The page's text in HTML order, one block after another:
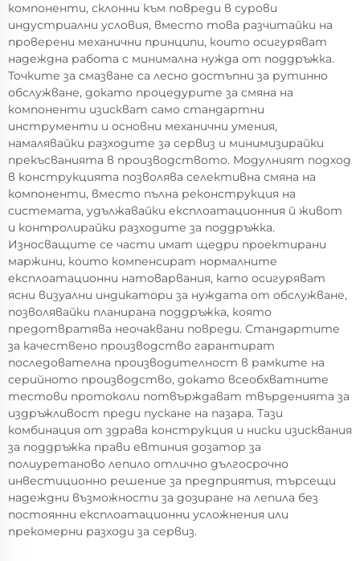
компоненти, склонни към повреди в сурови
индустриални условия, вместо това разчитайки на
проверени механични принципи, които осигуряват
надеждна работа с минимална нужда от поддръжка.
Точките за смазване са лесно достъпни за рутинно
обслужване, докато процедурите за смяна на
компоненти изискват само стандартни
инструменти и основни механични умения,
намалявайки разходите за сервиз и минимизирайки
прекъсванията в производството. Модулният подход
в конструкцията позволява селективна смяна на
компоненти, вместо пълна реконструкция на
системата, удължавайки експлоатационния й живот
и контролирайки разходите за поддръжка.
Износващите се части имат щедри проектирани
маржини, които компенсират нормалните
експлоатационни натоварвания, като осигуряват
ясни визуални индикатори за нуждата от обслужване,
позволявайки планирана поддръжка, която
предотвратява неочаквани повреди. Стандартите
за качествено производство гарантират
последователна производителност в рамките на
серийното производство, докато всеобхватните
тестови протоколи потвърждават твърденията за
издръжливост преди пускане на пазара. Тази
комбинация от здрава конструкция и ниски изисквания
за поддръжка прави евтиния дозатор за
полиуретаново лепило отлично дългосрочно
инвестиционно решение за предприятия, търсещи
надеждни възможности за дозиране на лепила без
постоянни експлоатационни усложнения или
прекомерни разходи за сервиз.